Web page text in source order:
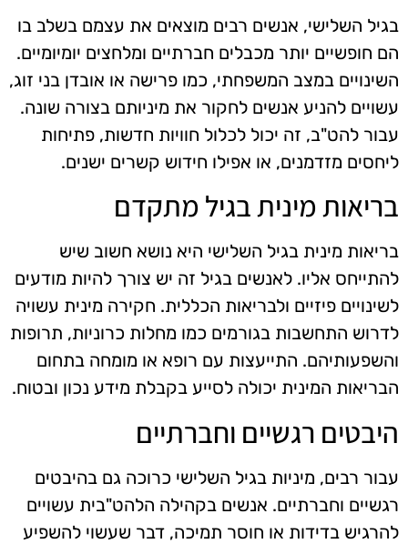
בגיל השלישי, אנשים רבים מוצאים את עצמם בשלב בו
הם חופשיים יותר מכבלים חברתיים ומלחצים יומיומיים.
השינויים במצב המשפחתי, כמו פרישה או אובדן בני זוג,
עשויים להניע אנשים לחקור את מיניותם בצורה שונה.
עבור להט"ב, זה יכול לכלול חוויות חדשות, פתיחות
ליחסים מזדמנים, או אפילו חידוש קשרים ישנים.
בריאות מינית בגיל מתקדם
בריאות מינית בגיל השלישי היא נושא חשוב שיש
להתייחס אליו. לאנשים בגיל זה יש צורך להיות מודעים
לשינויים פיזיים ולבריאות הכללית. חקירה מינית עשויה
לדרוש התחשבות בגורמים כמו מחלות כרוניות, תרופות
והשפעותיהם. התייעצות עם רופא או מומחה בתחום
הבריאות המינית יכולה לסייע בקבלת מידע נכון ובטוח.
היבטים רגשיים וחברתיים
עבור רבים, מיניות בגיל השלישי כרוכה גם בהיבטים
רגשיים וחברתיים. אנשים בקהילה הלהט"בית עשויים
להרגיש בדידות או חוסר תמיכה, דבר שעשוי להשפיע